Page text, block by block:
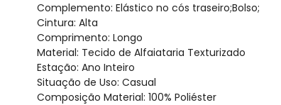
Complemento: Elástico no cós traseiro;Bolso;
Cintura: Alta
Comprimento: Longo
Material: Tecido de Alfaiataria Texturizado
Estação: Ano Inteiro
Situação de Uso: Casual
Composição Material: 100% Poliéster